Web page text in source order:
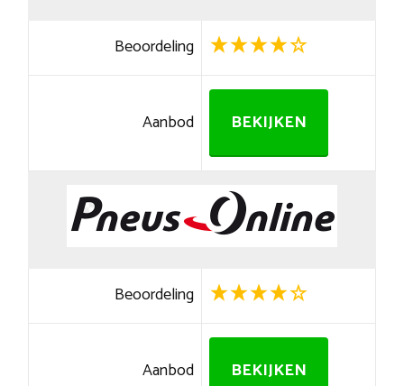
Beoordeling
Aanbod BEKIJKEN
Beoordeling
Aanbod BEKIJKEN